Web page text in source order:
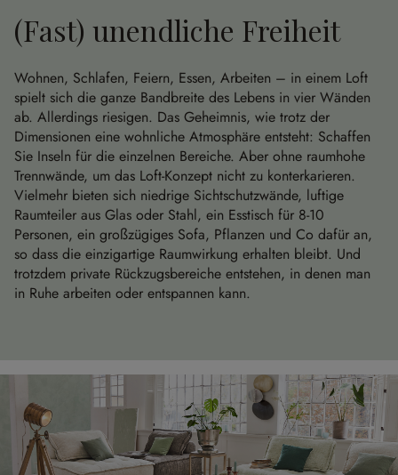
(Fast) unendliche Freiheit
Wohnen, Schlafen, Feiern, Essen, Arbeiten – in einem Loft
spielt sich die ganze Bandbreite des Lebens in vier Wänden
ab. Allerdings riesigen. Das Geheimnis, wie trotz der
Dimensionen eine wohnliche Atmosphäre entsteht: Schaffen
Sie Inseln für die einzelnen Bereiche. Aber ohne raumhohe
Trennwände, um das Loft-Konzept nicht zu konterkarieren.
Vielmehr bieten sich niedrige Sichtschutzwände, luftige
Raumteiler aus Glas oder Stahl, ein Esstisch für 8-10
Personen, ein großzügiges Sofa, Pflanzen und Co dafür an,
so dass die einzigartige Raumwirkung erhalten bleibt. Und
trotzdem private Rückzugsbereiche entstehen, in denen man
in Ruhe arbeiten oder entspannen kann.